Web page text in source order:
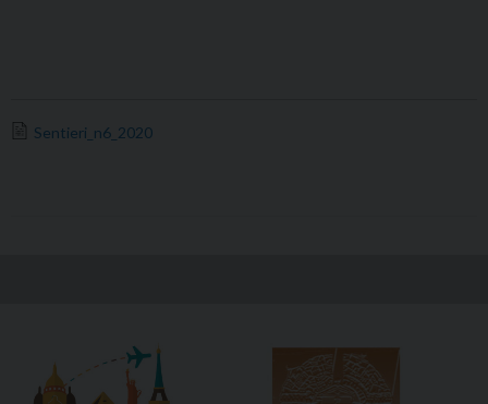
Sentieri_n6_2020